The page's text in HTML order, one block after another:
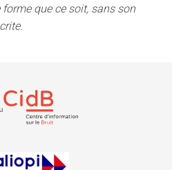
que ce soit, sans son